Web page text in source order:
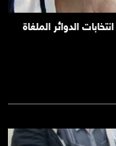
الدوائر الملغاة